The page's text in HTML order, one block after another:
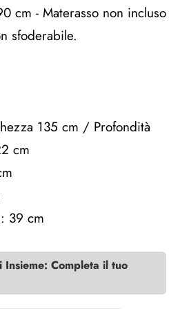
cm - Materasso non incluso
sfoderabile.
135 cm / Profondità
cm
39 cm
Insieme: Completa il tuo